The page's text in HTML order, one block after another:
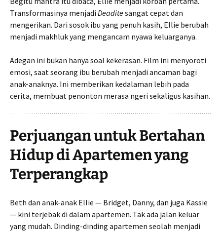
Transformasinya menjadi Deaditesangat cepat dan
mengerikan. Dari sosok ibu yang penuh kasih, Ellie berubah
menjadi makhluk yang mengancam nyawa keluarganya.
Adegan ini bukan hanya soal kekerasan. Film ini menyoroti
emosi, saat seorang ibu berubah menjadi ancaman bagi
anak-anaknya. Ini memberikan kedalaman lebih pada
cerita, membuat penonton merasa ngeri sekaligus kasihan.
Perjuangan untuk Bertahan
Hidup di Apartemen yang
Terperangkap
Beth dan anak-anak Ellie — Bridget, Danny, dan juga Kassie
— kini terjebak di dalam apartemen. Tak ada jalan keluar
yang mudah. Dinding-dinding apartemen seolah menjadi